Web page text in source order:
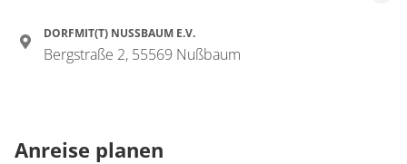
DORFMIT(T) NUSSBAUM E.V.
Bergstraße 2, 55569 Nußbaum
Anreise planen